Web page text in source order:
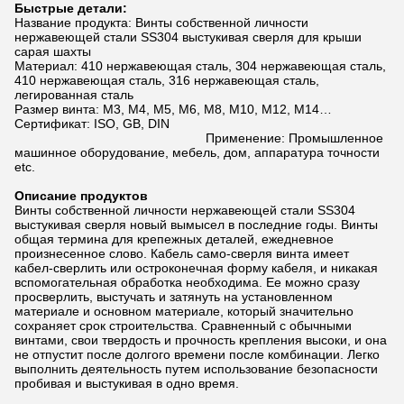
Быстрые детали:
Название продукта: Винты собственной личности
нержавеющей стали SS304 выстукивая сверля для крыши
сарая шахты
Материал: 410 нержавеющая сталь, 304 нержавеющая сталь,
410 нержавеющая сталь, 316 нержавеющая сталь,
легированная сталь
Размер винта: M3, M4, M5, M6, M8, M10, M12, M14…
Сертификат: ISO, GB, DIN
Применение: Промышленное
машинное оборудование, мебель, дом, аппаратура точности
etc.
Описание продуктов
Винты собственной личности нержавеющей стали SS304
выстукивая сверля новый вымысел в последние годы. Винты
общая термина для крепежных деталей, ежедневное
произнесенное слово. Кабель само-сверля винта имеет
кабел-сверлить или остроконечная форму кабеля, и никакая
вспомогательная обработка необходима. Ее можно сразу
просверлить, выстучать и затянуть на установленном
материале и основном материале, который значительно
сохраняет срок строительства. Сравненный с обычными
винтами, свои твердость и прочность крепления высоки, и она
не отпустит после долгого времени после комбинации. Легко
выполнить деятельность путем использование безопасности
пробивая и выстукивая в одно время.